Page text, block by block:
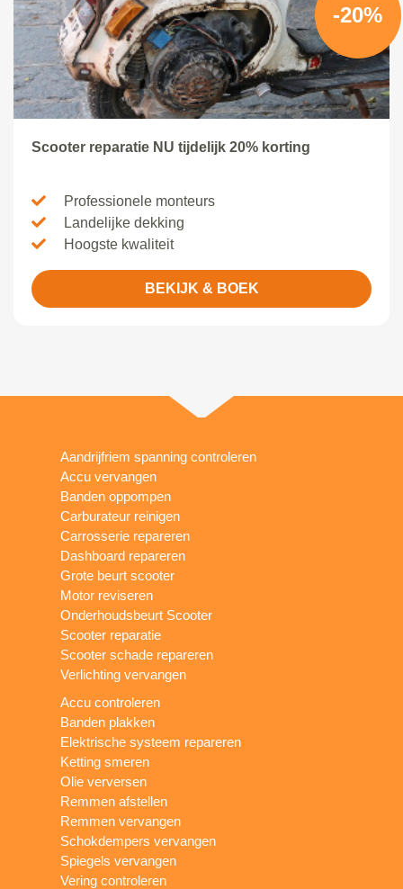
-20%
Scooter reparatie NU tijdelijk 20% korting
Professionele monteurs
Landelijke dekking
Hoogste kwaliteit
BEKIJK & BOEK
Aandrijfriem spanning controleren
Accu vervangen
Banden oppompen
Carburateur reinigen
Carrosserie repareren
Dashboard repareren
Grote beurt scooter
Motor reviseren
Onderhoudsbeurt Scooter
Scooter reparatie
Scooter schade repareren
Verlichting vervangen
Accu controleren
Banden plakken
Elektrische systeem repareren
Ketting smeren
Olie verversen
Remmen afstellen
Remmen vervangen
Schokdempers vervangen
Spiegels vervangen
Vering controleren